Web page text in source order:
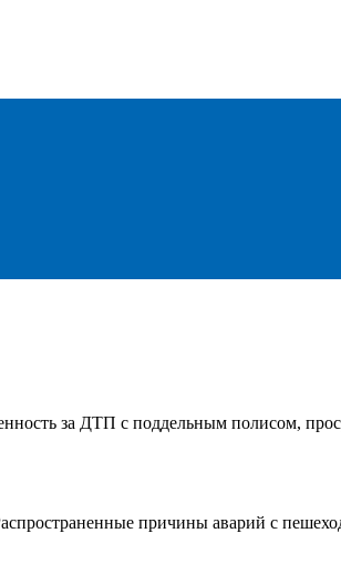
за ДТП с поддельным полисом,
причины аварий с